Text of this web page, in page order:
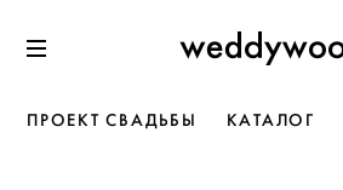
к содержанию
ПРОЕКТ СВАДЬБЫ КАТАЛОГ